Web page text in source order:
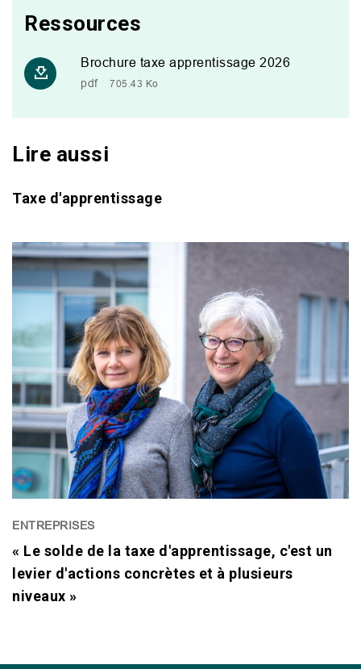
Ressources
Brochure taxe apprentissage 2026
pdf 705.43 Ko
Lire aussi
Taxe d'apprentissage
ENTREPRISES
« Le solde de la taxe d'apprentissage, c'est un
levier d'actions concrètes et à plusieurs
niveaux »